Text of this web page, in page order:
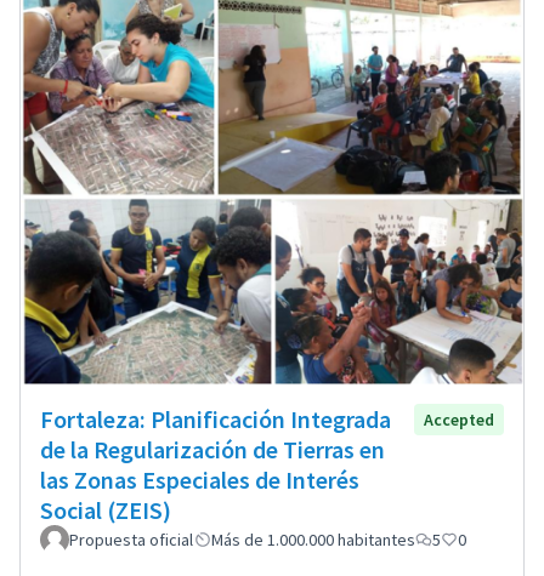
Fortaleza: Planificación Integrada
de la Regularización de Tierras en
las Zonas Especiales de Interés
Social (ZEIS)
Accepted
Propuesta oficial Más de 1.000.000 habitantes 5 0